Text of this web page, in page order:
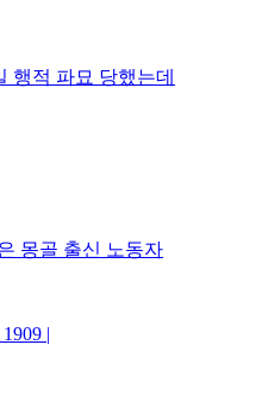
행적 파묘 당했는데
몽골 출신 노동자
1909 |